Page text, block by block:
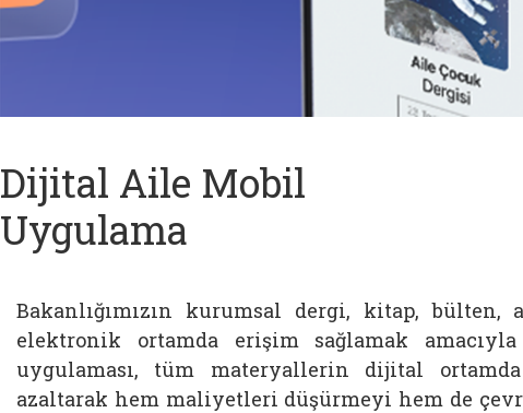
Dijital Aile Mobil
Uygulama
Bakanlığımızın kurumsal dergi, kitap,
elektronik ortamda erişim sağlamak
uygulaması, tüm materyallerin dijital ortamda
azaltarak hem maliyetleri düşürmeyi hem de